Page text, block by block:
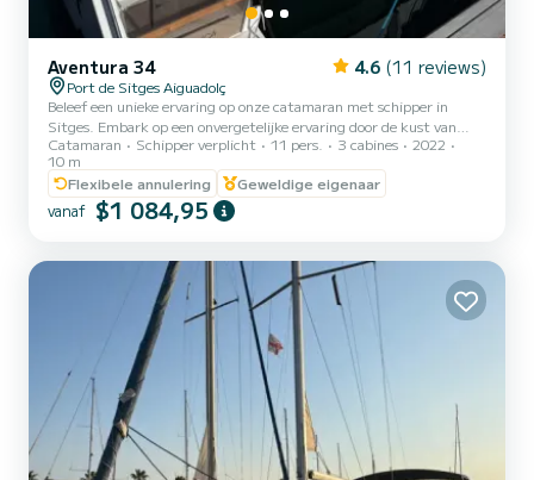
Aventura 34 4.6 (11 reviews)
Port de Sitges Aiguadolç
Beleef een unieke ervaring op onze catamaran met schipper in
Sitges. Embark op een onvergetelijke ervaring door de kust van
Sitges aan boord van onze luxe catamaran. Geniet van de
Middellandse Zee terwijl je ontspant en de meest indrukwekkende
landschappen van de regio verkent, alles onder leiding van onze
professionele schipper. Of je nu wilt genieten van een dag zon, een
ontspannende tocht maken of watersporten beoefenen, onze
schip...
Catamaran Schipper verplicht 11 pers. 3 cabines
2022
10 m
Flexibele annulering
Geweldige eigenaar
vanaf $1 084,95